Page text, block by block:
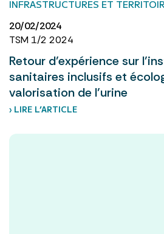
INFRASTRUCTURES ET
20/02/2024
TSM 1/2 2024
Retour d’expérience sur
sanitaires inclusifs et
valorisation de l’urine
› LIRE L’ARTICLE